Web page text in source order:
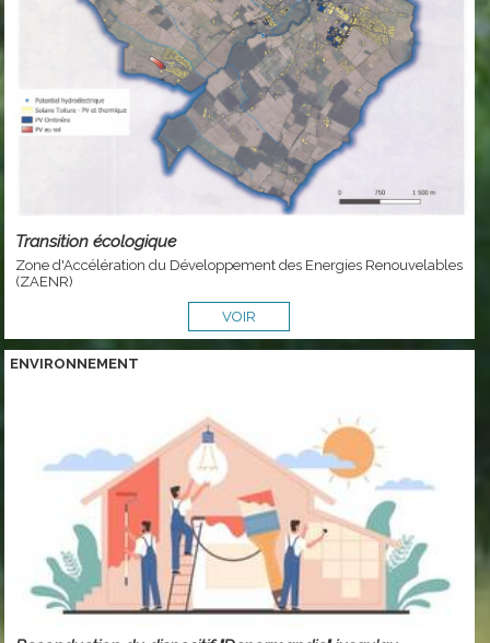
Transition écologique
Zone d'Accélération du Développement des Energies Renouvelables
(ZAENR)
VOIR
ENVIRONNEMENT